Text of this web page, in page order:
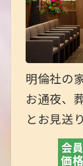
明倫社の
お通夜、
とお見送
会員
価格